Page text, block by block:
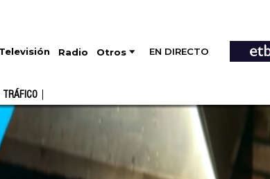
Televisión Radio Otros EN DIRECTO
TRÁFICO